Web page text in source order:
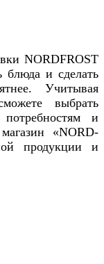
NORDFROST
блюда и сделать
Учитывая
выбрать
и
«NORD-
продукции и